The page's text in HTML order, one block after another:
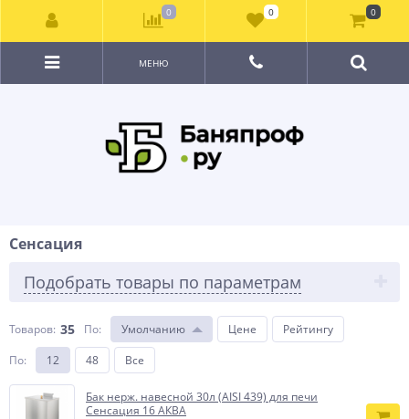
МЕНЮ
Сенсация
Подобрать товары по параметрам
Товаров: 35 По: Умолчанию Цене
Рейтингу
По: 12 48 Все
Бак нерж. навесной 30л (AISI 439) для печи
Сенсация 16 АКВА
0 0 0